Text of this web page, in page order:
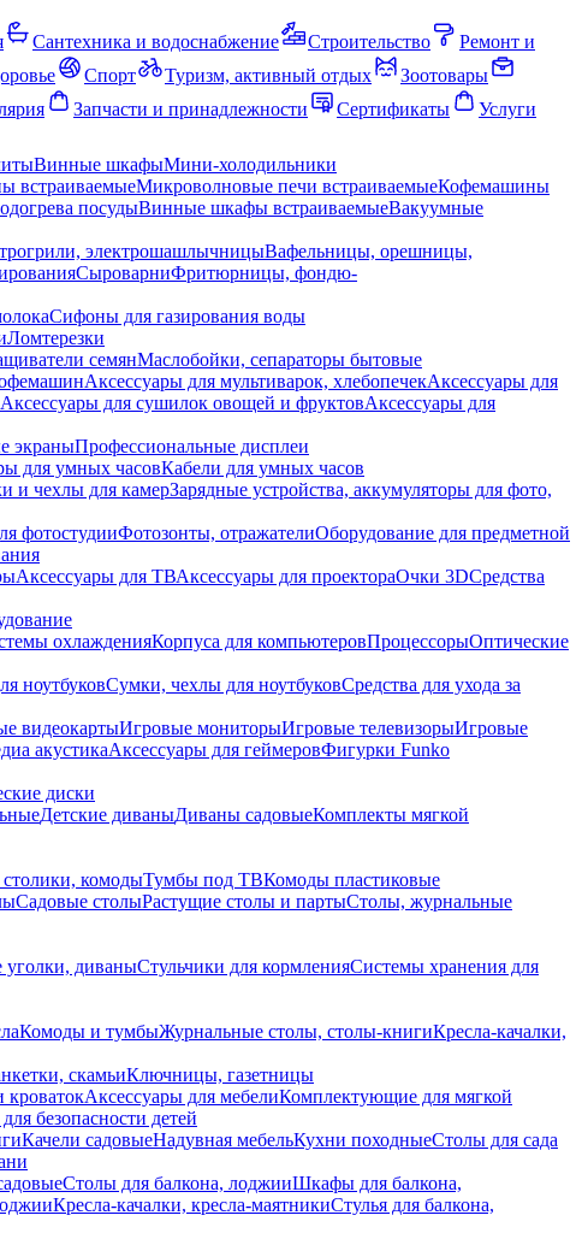
Сантехника и водоснабжение Строительство
Ремонт и
Спорт Туризм, активный отдых
Зоотовары
Запчасти и принадлежности Сертификаты
Услуги
Винные шкафыМини-холодильники
встраиваемыеМикроволновые печи встраиваемыеКофемашины
посудыВинные шкафы встраиваемыеВакуумные
электрошашлычницыВафельницы, орешницы,
СыроварниФритюрницы, фондю-
Сифоны для газирования воды
Ломтерезки
семянМаслобойки, сепараторы бытовые
Аксессуары для мультиварок, хлебопечекАксессуары для
Аксессуары для сушилок овощей и фруктовАксессуары для
экраныПрофессиональные дисплеи
для умных часовКабели для умных часов
и чехлы для камерЗарядные устройства, аккумуляторы для фото,
фотостудииФотозонты, отражателиОборудование для предметной
Аксессуары для ТВАксессуары для проектораОчки 3DСредства
охлажденияКорпуса для компьютеровПроцессорыОптические
ноутбуковСумки, чехлы для ноутбуковСредства для ухода за
видеокартыИгровые мониторыИгровые телевизорыИгровые
акустикаАксессуары для геймеровФигурки Funko
диски
Детские диваныДиваны садовыеКомплекты мягкой
комодыТумбы под ТВКомоды пластиковые
Садовые столыРастущие столы и партыСтолы, журнальные
уголки, диваныСтульчики для кормленияСистемы хранения для
Комоды и тумбыЖурнальные столы, столы-книгиКресла-качалки,
скамьиКлючницы, газетницы
кроватокАксессуары для мебелиКомплектующие для мягкой
безопасности детей
Качели садовыеНадувная мебельКухни походныеСтолы для сада
Столы для балкона, лоджииШкафы для балкона,
Кресла-качалки, кресла-маятникиСтулья для балкона,